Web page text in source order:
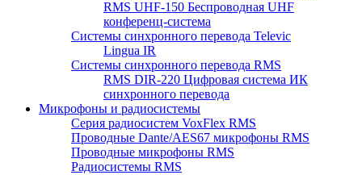
RMS UHF-150 Беспроводная UHF
конференц-система
Системы синхронного перевода Televic
Lingua IR
Системы синхронного перевода RMS
RMS DIR-220 Цифровая система ИК
синхронного перевода
Микрофоны и радиосистемы
Серия радиосистем VoxFlex RMS
Проводные Dante/AES67 микрофоны RMS
Проводные микрофоны RMS
Радиосистемы RMS